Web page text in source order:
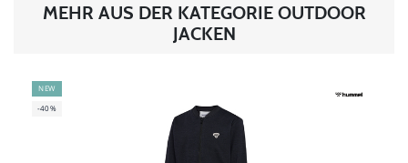
MEHR AUS DER KATEGORIE OUTDOOR
JACKEN
NEW
-40%